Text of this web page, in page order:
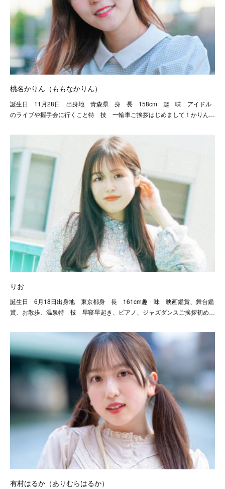
桃名かりん（ももなかりん）
誕生日 11月28日 出身地 青森県 身 長 158cm 趣 味 アイドル
のライブや握手会に行くこと特 技 一輪車ご挨拶はじめまして！かりん…
りお
誕生日 6月18日出身地 東京都身 長 161cm趣 味 映画鑑賞、舞台鑑
賞、お散歩、温泉特 技 早寝早起き、ピアノ、ジャズダンスご挨拶初め…
有村はるか（ありむらはるか）